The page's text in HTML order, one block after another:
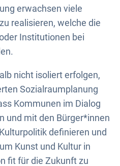
erwachsen viele
realisieren, welche die
Institutionen bei
nicht isoliert erfolgen,
Sozialraumplanung
Kommunen im Dialog
und mit den Bürger*innen
definieren und
Kunst und Kultur in
fit für die Zukunft zu